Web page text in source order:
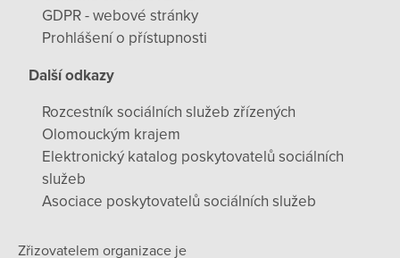
GDPR - webové stránky
Prohlášení o přístupnosti
Další odkazy
Rozcestník sociálních služeb zřízených
Olomouckým krajem
Elektronický katalog poskytovatelů sociálních
služeb
Asociace poskytovatelů sociálních služeb
Zřizovatelem organizace je